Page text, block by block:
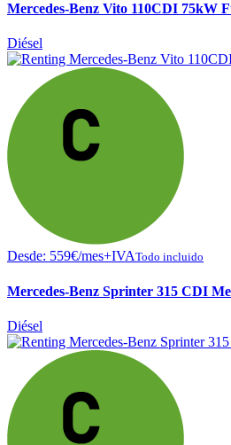
Mercedes-Benz Vito 110CDI 75kW
Diésel
Desde: 559€/mes+IVATodo incluido
Mercedes-Benz Sprinter 315 CDI
Diésel